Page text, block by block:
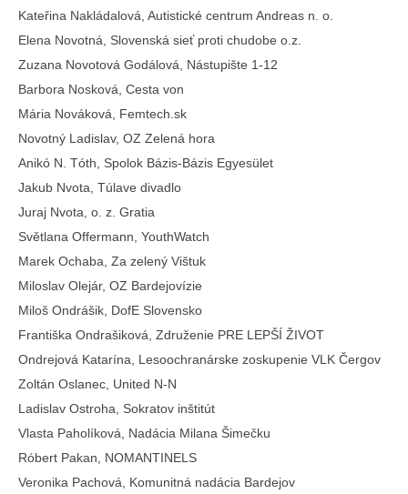
Kateřina Nakládalová, Autistické centrum Andreas n. o.
Elena Novotná, Slovenská sieť proti chudobe o.z.
Zuzana Novotová Godálová, Nástupište 1-12
Barbora Nosková, Cesta von
Mária Nováková, Femtech.sk
Novotný Ladislav, OZ Zelená hora
Anikó N. Tóth, Spolok Bázis-Bázis Egyesület
Jakub Nvota, Túlave divadlo
Juraj Nvota, o. z. Gratia
Světlana Offermann, YouthWatch
Marek Ochaba, Za zelený Vištuk
Miloslav Olejár, OZ Bardejovízie
Miloš Ondrášik, DofE Slovensko
Františka Ondrašiková, Združenie PRE LEPŠÍ ŽIVOT
Ondrejová Katarína, Lesoochranárske zoskupenie VLK Čergov
Zoltán Oslanec, United N-N
Ladislav Ostroha, Sokratov inštitút
Vlasta Paholíková, Nadácia Milana Šimečku
Róbert Pakan, NOMANTINELS
Veronika Pachová, Komunitná nadácia Bardejov